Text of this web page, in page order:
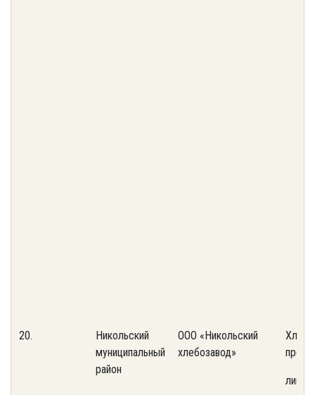
20.
Никольский
муниципальный
район
ООО «Никольский
хлебозавод»